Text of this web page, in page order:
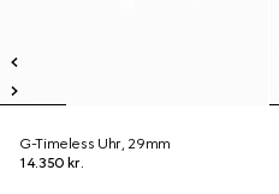
G-Timeless Uhr, 29mm
14.350 kr.